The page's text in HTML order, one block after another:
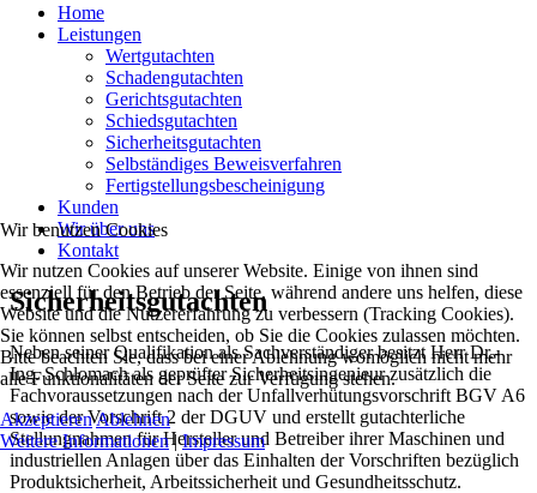
Home
Leistungen
Wertgutachten
Schadengutachten
Gerichtsgutachten
Schiedsgutachten
Sicherheitsgutachten
Selbständiges Beweisverfahren
Fertigstellungsbescheinigung
Kunden
Wir über uns
Kontakt
Sicherheitsgutachten
Neben seiner Qualifikation als Sachverständiger besitzt Herr Dr.-
Ing. Schlomach als geprüfter Sicherheitsingenieur zusätzlich die
Fachvoraussetzungen nach der Unfallverhütungsvorschrift BGV A6
sowie der Vorschrift 2 der DGUV und erstellt gutachterliche
Stellungnahmen für Hersteller und Betreiber ihrer Maschinen und
industriellen Anlagen über das Einhalten der Vorschriften bezüglich
Produktsicherheit, Arbeitssicherheit und Gesundheitsschutz.
Wir benutzen Cookies
Wir nutzen Cookies auf unserer Website. Einige von ihnen sind
essenziell für den Betrieb der Seite, während andere uns helfen, diese
Website und die Nutzererfahrung zu verbessern (Tracking Cookies).
Sie können selbst entscheiden, ob Sie die Cookies zulassen möchten.
Bitte beachten Sie, dass bei einer Ablehnung womöglich nicht mehr
alle Funktionalitäten der Seite zur Verfügung stehen.
AkzeptierenAblehnen
Weitere Informationen|Impressum